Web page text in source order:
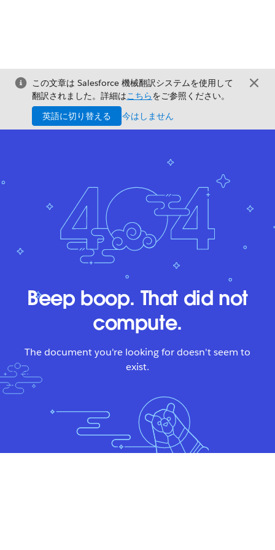
この文章は Salesforce 機械翻訳システムを使用して
翻訳されました。詳細はこちらをご参照ください。
英語に切り替える
今はしません
Beep boop. That did not
compute.
The document you're looking for doesn't seem to
exist.